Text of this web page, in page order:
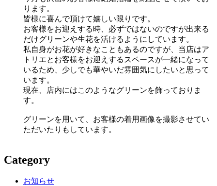
ります。
皆様に喜んで頂けて嬉しい限りです。
お客様をお迎えする時、必ずではないのですが出来る
だけグリーンや生花を活けるようにしています。
私自身がお花が好きなこともあるのですが、当店はア
トリエとお客様をお迎えするスペースが一緒になって
いるため、少しでも華やいだ雰囲気にしたいと思って
います。
現在、店内にはこのようなグリーンを飾っておりま
す。
グリーンを用いて、お客様の着用画像を撮影させてい
ただいたりもしています。
Category
お知らせ